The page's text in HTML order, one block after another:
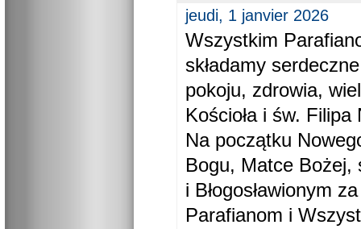
jeudi, 1 janvier 2026
Wszystkim
składamy
pokoju, zdrowia,
Kościoła i św. Filipa
Na początku
Bogu, Matce Bożej,
i Błogosławionym
Parafianom i